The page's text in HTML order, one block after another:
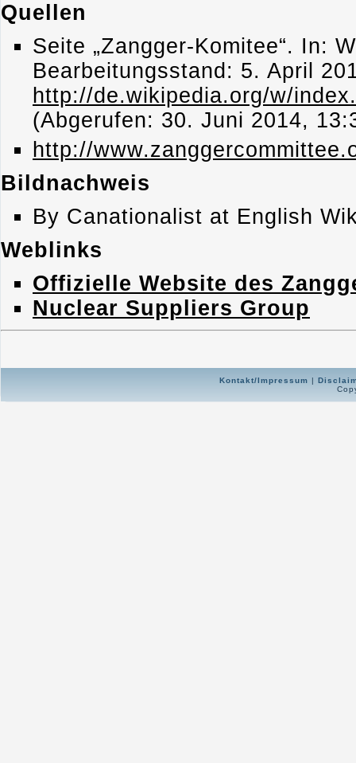
Quellen
Seite „Zangger-Komitee“. In:
Bearbeitungsstand: 5. April
http://de.wikipedia.org/w/
(Abgerufen: 30. Juni 2014,
http://
Bildnachweis
By Canationalist at English
Weblinks
Offizielle Website des
Nuclear Suppliers Group
Kontakt/Impressum |